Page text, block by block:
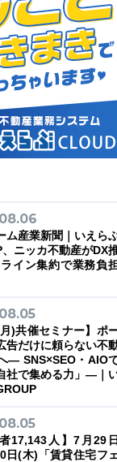
ム産業新聞｜いえら
ニッカ不動産がDX
イン集約で業務負
月)共催セミナー】ポ
告だけに頼らない不
― SNS×SEO・AIO
社で集める力」―｜
者17,143人】7月29日
日(木)「賃貸住宅フ